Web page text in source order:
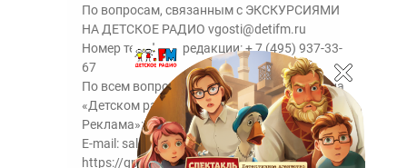
По вопросам, связанным с ЭКСКУРСИЯМИ
НА ДЕТСКОЕ РАДИО vgosti@detifm.ru
Номер телефона редакции:+ 7 (495) 937-33-
67
По всем вопросам размещения рекламы на
«Детском радио» - сейлз-хаус «ГПМ
Реклама»:+7 (495) 921-40-41
E-mail: sales@gazprom-media.ru
https://gpmsaleshouse.ru/